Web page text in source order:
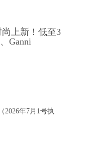
上新！低至3
Ganni
2026年7月1号执